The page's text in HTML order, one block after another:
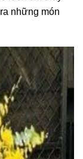
những món